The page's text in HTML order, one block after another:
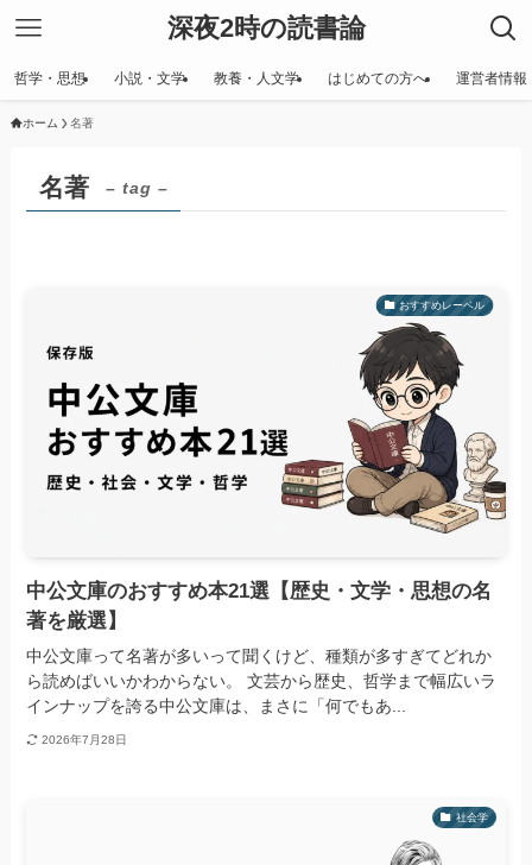
深夜2時の読書論
哲学・思想 小説・文学 教養・人文学 はじめての方へ 運営者情報
ホーム 名著
名著 – tag –
おすすめレーベル
中公文庫のおすすめ本21選【歴史・文学・思想の名
著を厳選】
中公文庫って名著が多いって聞くけど、種類が多すぎてどれか
ら読めばいいかわからない。 文芸から歴史、哲学まで幅広いラ
インナップを誇る中公文庫は、まさに「何でもあ...
2026年7月28日
社会学